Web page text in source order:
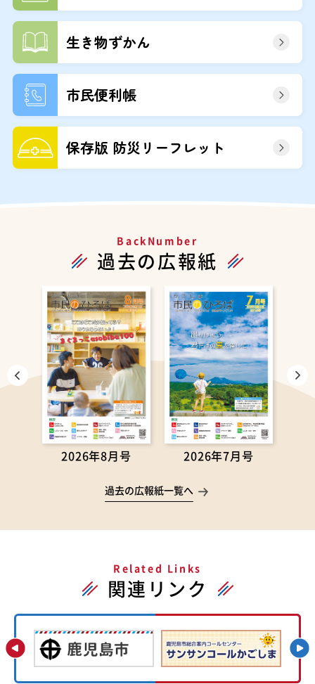
生き物ずかん
市民便利帳
保存版 防災リーフレット
BackNumber
過去の広報紙
2026年8月号 2026年7月号
過去の広報紙一覧へ
Related Links
関連リンク